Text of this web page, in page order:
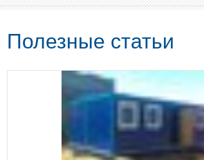
Полезные статьи